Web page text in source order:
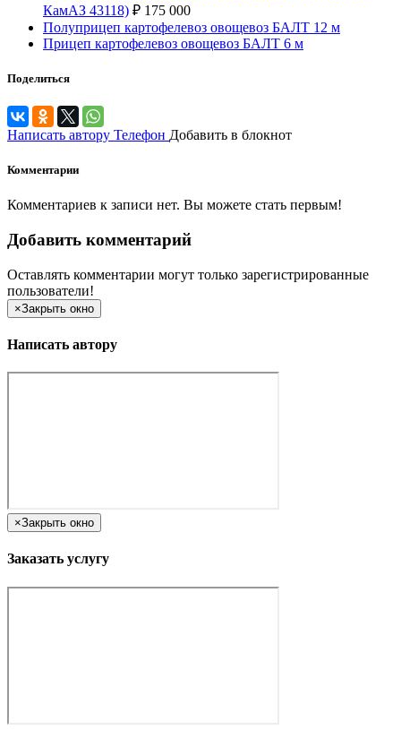
КамАЗ 43118) ₽ 175 000
Полуприцеп картофелевоз овощевоз БАЛТ 12 м
Прицеп картофелевоз овощевоз БАЛТ 6 м
Поделиться
Написать автору Телефон Добавить в блокнот
Комментарии
Комментариев к записи нет. Вы можете стать первым!
Добавить комментарий
Оставлять комментарии могут только зарегистрированные
пользователи!
×Закрыть окно
Написать автору
×Закрыть окно
Заказать услугу